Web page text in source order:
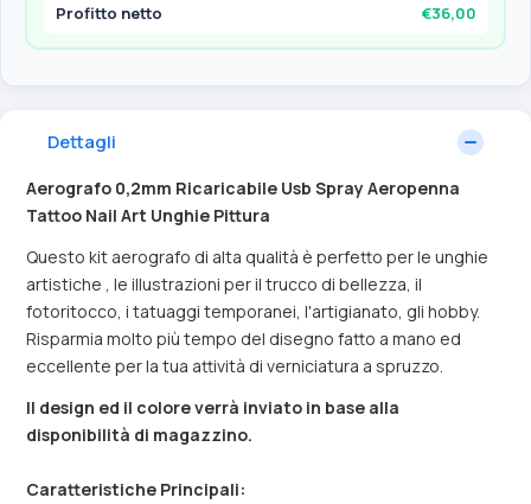
Profitto netto €36,00
Dettagli
Aerografo 0,2mm Ricaricabile Usb Spray Aeropenna
Tattoo Nail Art Unghie Pittura
Questo kit aerografo di alta qualità è perfetto per le unghie
artistiche , le illustrazioni per il trucco di bellezza, il
fotoritocco, i tatuaggi temporanei, l'artigianato, gli hobby.
Risparmia molto più tempo del disegno fatto a mano ed
eccellente per la tua attività di verniciatura a spruzzo.
Il design ed il colore verrà inviato in base alla
disponibilità di magazzino.
Caratteristiche Principali: